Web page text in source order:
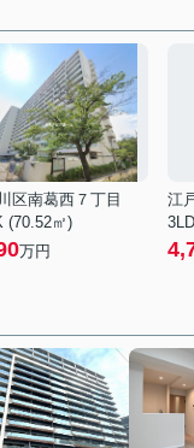
区南葛西７丁目
(70.52㎡)
万円
江